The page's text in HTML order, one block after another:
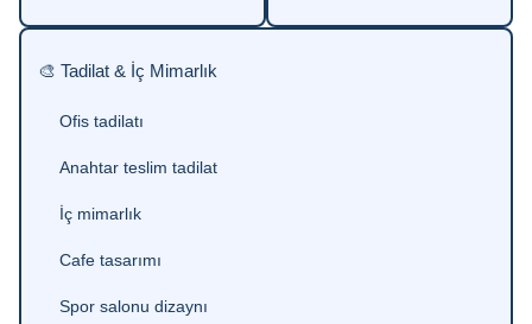
🎨 Tadilat & İç Mimarlık
Ofis tadilatı
Anahtar teslim tadilat
İç mimarlık
Cafe tasarımı
Spor salonu dizaynı